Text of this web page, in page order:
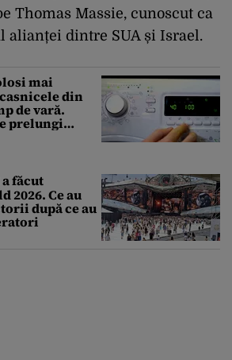
Thomas Massie, cunoscut ca
alianței dintre SUA și Israel.
mai
din
de vară.
prelungi
a făcut
2026. Ce au
după ce au